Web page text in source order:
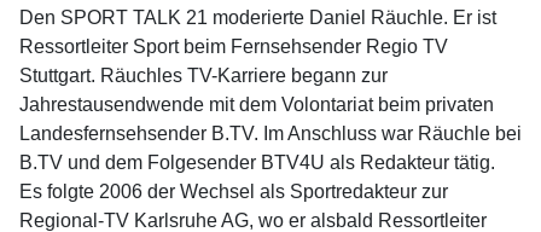
Den SPORT TALK 21 moderierte Daniel Räuchle. Er ist
Ressortleiter Sport beim Fernsehsender Regio TV
Stuttgart. Räuchles TV-Karriere begann zur
Jahrestausendwende mit dem Volontariat beim privaten
Landesfernsehsender B.TV. Im Anschluss war Räuchle bei
B.TV und dem Folgesender BTV4U als Redakteur tätig.
Es folgte 2006 der Wechsel als Sportredakteur zur
Regional-TV Karlsruhe AG, wo er alsbald Ressortleiter